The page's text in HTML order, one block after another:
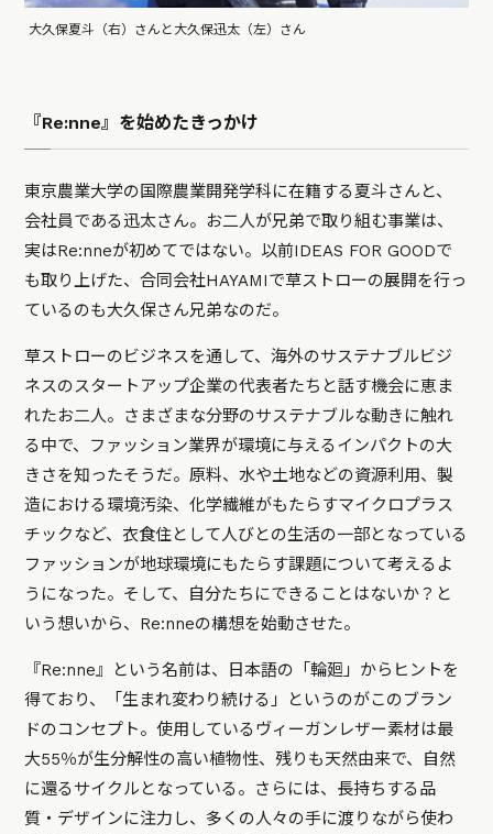
大久保夏斗（右）さんと大久保迅太（左）さん
『Re:nne』を始めたきっかけ
東京農業大学の国際農業開発学科に在籍する夏斗さんと、
会社員である迅太さん。お二人が兄弟で取り組む事業は、
実はRe:nneが初めてではない。以前IDEAS FOR GOODで
も取り上げた、合同会社HAYAMIで草ストローの展開を行っ
ているのも大久保さん兄弟なのだ。
草ストローのビジネスを通して、海外のサステナブルビジ
ネスのスタートアップ企業の代表者たちと話す機会に恵ま
れたお二人。さまざまな分野のサステナブルな動きに触れ
る中で、ファッション業界が環境に与えるインパクトの大
きさを知ったそうだ。原料、水や土地などの資源利用、製
造における環境汚染、化学繊維がもたらすマイクロプラス
チックなど、衣食住として人びとの生活の一部となっている
ファッションが地球環境にもたらす課題について考えるよ
うになった。そして、自分たちにできることはないか？と
いう想いから、Re:nneの構想を始動させた。
『Re:nne』という名前は、日本語の「輪廻」からヒントを
得ており、「生まれ変わり続ける」というのがこのブラン
ドのコンセプト。使用しているヴィーガンレザー素材は最
大55％が生分解性の高い植物性、残りも天然由来で、自然
に還るサイクルとなっている。さらには、長持ちする品
質・デザインに注力し、多くの人々の手に渡りながら使わ